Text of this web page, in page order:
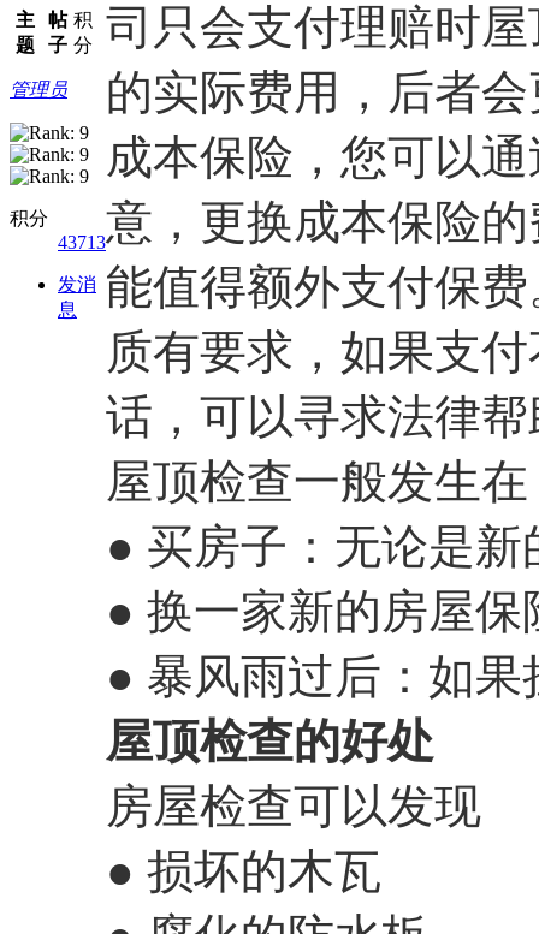
主
题
帖
子
积
分
管理员
积分
43713
发消
息
司只会支付理赔时
的实际费用，后者
成本保险，您可以通
意，更换成本保险
能值得额外支付保
质有要求，如果支
话，可以寻求法律
屋顶检查一般发生在
● 买房子：无论是
● 换一家新的房屋保
● 暴风雨过后：如
屋顶检查的好处
房屋检查可以发现
● 损坏的木瓦